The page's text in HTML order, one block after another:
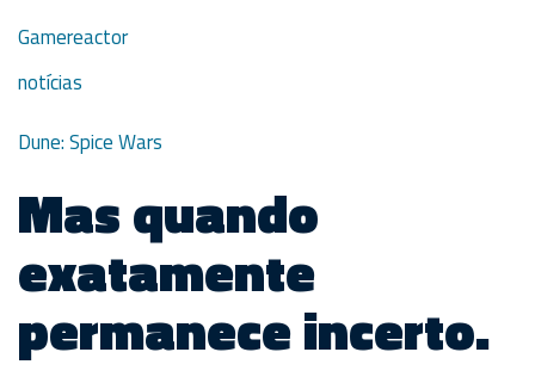
Gamereactor
notícias
Dune: Spice Wars
Mas quando
exatamente
permanece incerto.